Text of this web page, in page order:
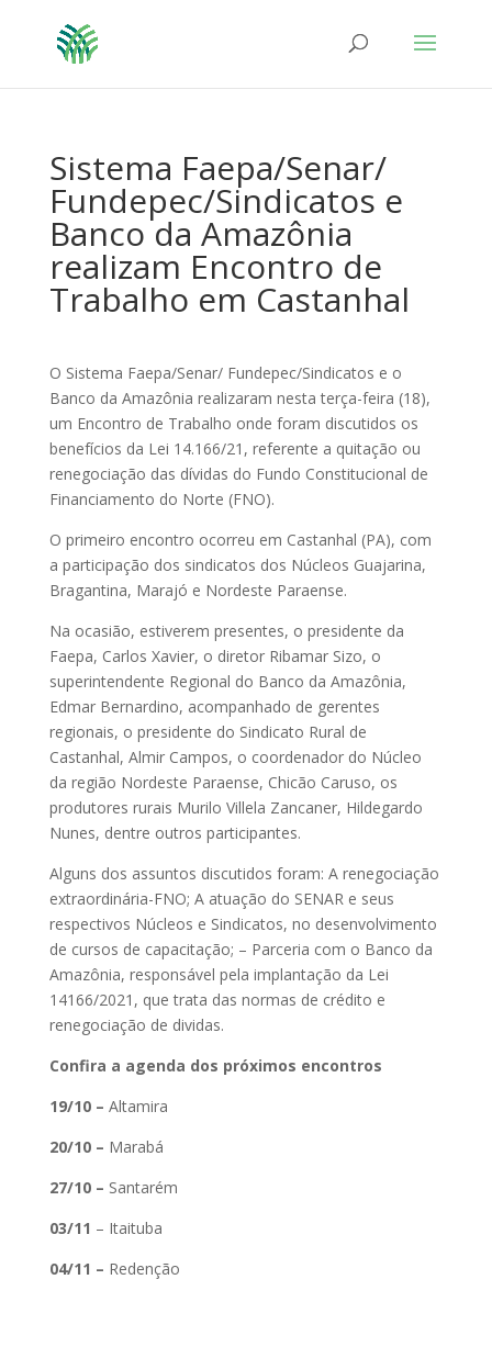
Sistema Faepa/Senar/
Fundepec/Sindicatos e
Banco da Amazônia
realizam Encontro de
Trabalho em Castanhal
O Sistema Faepa/Senar/ Fundepec/Sindicatos e o
Banco da Amazônia realizaram nesta terça-feira (18),
um Encontro de Trabalho onde foram discutidos os
benefícios da Lei 14.166/21, referente a quitação ou
renegociação das dívidas do Fundo Constitucional de
Financiamento do Norte (FNO).
O primeiro encontro ocorreu em Castanhal (PA), com
a participação dos sindicatos dos Núcleos Guajarina,
Bragantina, Marajó e Nordeste Paraense.
Na ocasião, estiverem presentes, o presidente da
Faepa, Carlos Xavier, o diretor Ribamar Sizo, o
superintendente Regional do Banco da Amazônia,
Edmar Bernardino, acompanhado de gerentes
regionais, o presidente do Sindicato Rural de
Castanhal, Almir Campos, o coordenador do Núcleo
da região Nordeste Paraense, Chicão Caruso, os
produtores rurais Murilo Villela Zancaner, Hildegardo
Nunes, dentre outros participantes.
Alguns dos assuntos discutidos foram: A renegociação
extraordinária-FNO; A atuação do SENAR e seus
respectivos Núcleos e Sindicatos, no desenvolvimento
de cursos de capacitação; – Parceria com o Banco da
Amazônia, responsável pela implantação da Lei
14166/2021, que trata das normas de crédito e
renegociação de dividas.
Confira a agenda dos próximos encontros
19/10 – Altamira
20/10 – Marabá
27/10 – Santarém
03/11 – Itaituba
04/11 – Redenção